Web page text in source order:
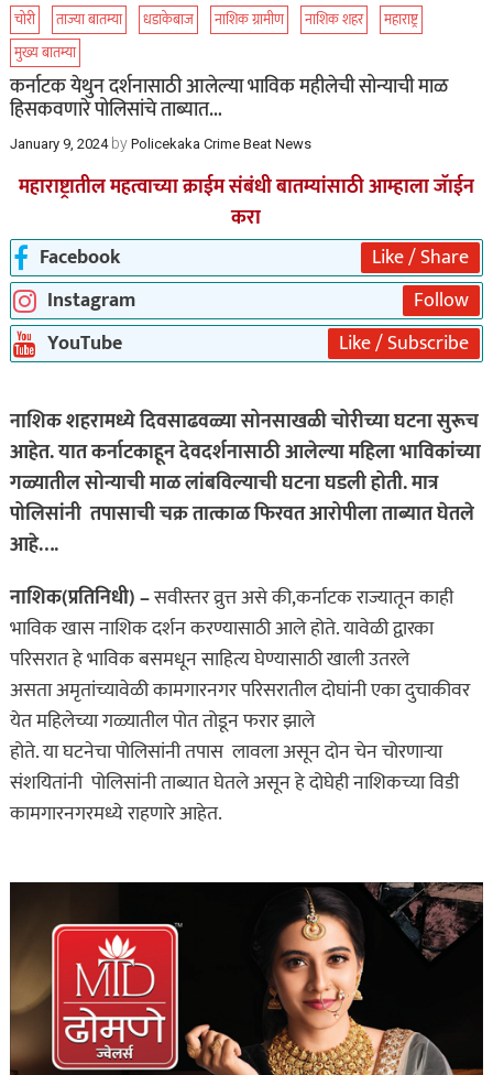
चोरी ताज्या बातम्या धडाकेबाज नाशिक ग्रामीण नाशिक शहर
महाराष्ट्र
मुख्य बातम्या
कर्नाटक येथुन दर्शनासाठी आलेल्या भाविक महीलेची सोन्याची माळ
हिसकवणारे पोलिसांचे ताब्यात…
January 9, 2024by Policekaka Crime Beat News
महाराष्ट्रातील महत्वाच्या क्राईम संबंधी बातम्यांसाठी आम्हाला जॅाईन
करा
Facebook
Like / Share
Instagram
Follow
YouTube
Like / Subscribe
नाशिक शहरामध्ये दिवसाढवळ्या सोनसाखळी चोरीच्या घटना सुरूच
आहेत. यात कर्नाटकाहून देवदर्शनासाठी आलेल्या महिला भाविकांच्या
गळ्यातील सोन्याची माळ लांबविल्याची घटना घडली होती. मात्र
पोलिसांनी तपासाची चक्र तात्काळ फिरवत आरोपीला ताब्यात घेतले
आहे….
नाशिक(प्रतिनिधी) –सवीस्तर व्रुत्त असे की,कर्नाटक राज्यातून काही
भाविक खास नाशिक दर्शन करण्यासाठी आले होते. यावेळी द्वारका
परिसरात हे भाविक बसमधून साहित्य घेण्यासाठी खाली उतरले
असता अमृतांच्यावेळी कामगारनगर परिसरातील दोघांनी एका दुचाकीवर
येत महिलेच्या गळ्यातील पोत तोडून फरार झाले
होते. या घटनेचा पोलिसांनी तपास लावला असून दोन चेन चोरणाऱ्या
संशयितांनी पोलिसांनी ताब्यात घेतले असून हे दोघेही नाशिकच्या विडी
कामगारनगरमध्ये राहणारे आहेत.